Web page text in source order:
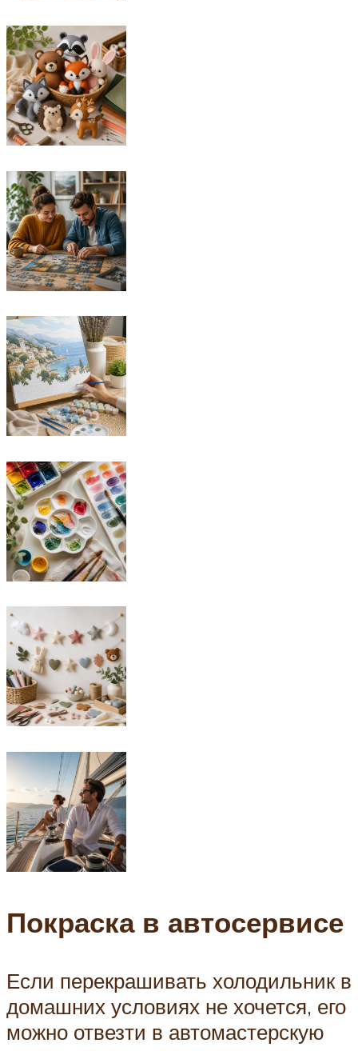
Покраска в автосервисе
Если перекрашивать холодильник в
домашних условиях не хочется, его
можно отвезти в автомастерскую